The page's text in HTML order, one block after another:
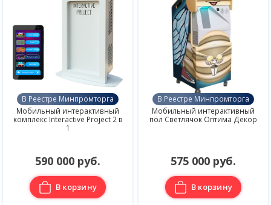
В Реестре Минпромторга
Мобильный интерактивный
комплекс Interactive Project 2 в
1
590 000 руб.
В корзину
В Реестре Минпромторга
Мобильный интерактивный
пол Светлячок Оптима Декор
575 000 руб.
В корзину